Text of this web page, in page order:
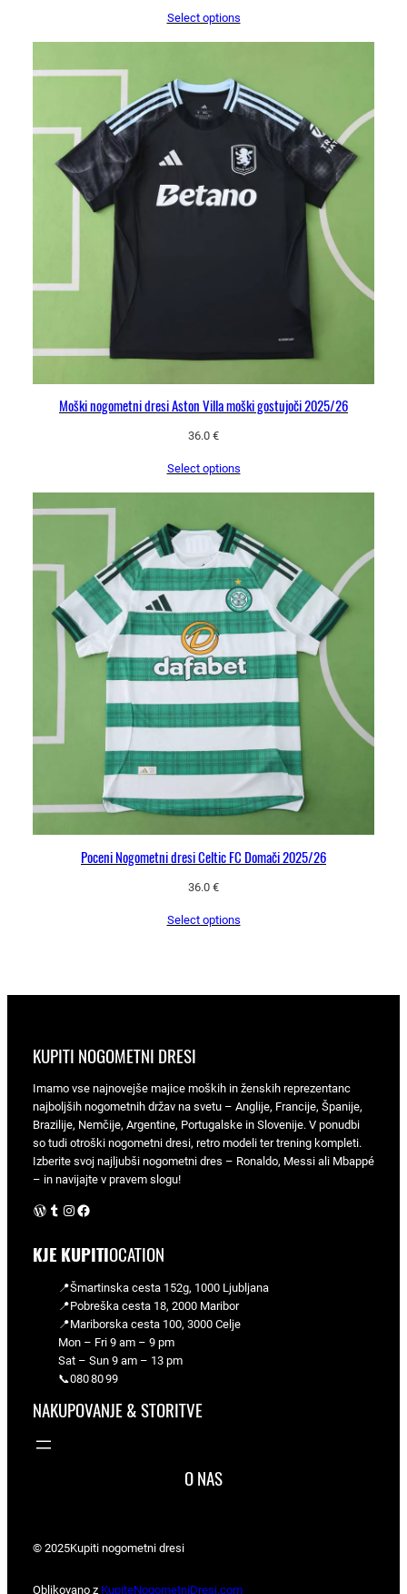
Select options
Moški nogometni dresi Aston Villa moški gostujoči 2025/26
36.0 €
Select options
Poceni Nogometni dresi Celtic FC Domači 2025/26
36.0 €
Select options
KUPITI NOGOMETNI DRESI
Imamo vse najnovejše majice moških in ženskih reprezentanc
najboljših nogometnih držav na svetu – Anglije, Francije, Španije,
Brazilije, Nemčije, Argentine, Portugalske in Slovenije. V ponudbi
so tudi otroški nogometni dresi, retro modeli ter trening kompleti.
Izberite svoj najljubši nogometni dres – Ronaldo, Messi ali Mbappé
– in navijajte v pravem slogu!
WordPress Instagram Facebook
KJE KUPITIOCATION
📍Šmartinska cesta 152g, 1000 Ljubljana
📍Pobreška cesta 18, 2000 Maribor
📍Mariborska cesta 100, 3000 Celje
Mon – Fri 9 am – 9 pm
Sat – Sun 9 am – 13 pm
📞080 80 99
NAKUPOVANJE & STORITVE
O NAS
© 2025Kupiti nogometni dresi
Oblikovano z KupiteNogometniDresi.com